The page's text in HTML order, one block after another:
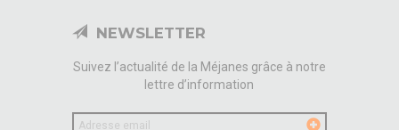
NEWSLETTER
Suivez l’actualité de la Méjanes grâce à notre
lettre d’information